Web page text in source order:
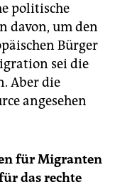
politische
davon, um den
Bürger
sei die
Aber die
angesehen
für Migranten
das rechte